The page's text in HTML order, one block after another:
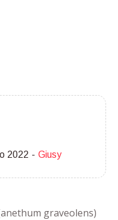
2022 Giusy
graveolens)